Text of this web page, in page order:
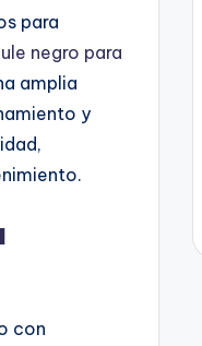
para
negro para
amplia
y
con